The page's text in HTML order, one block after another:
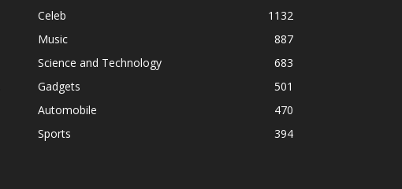
Celeb
1132
Music
887
Science and Technology
683
Gadgets
501
Automobile
470
Sports
394